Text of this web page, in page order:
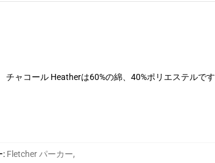
ャコール Heatherは60%の綿、40%ポリエステルです
: Fletcher パーカー,